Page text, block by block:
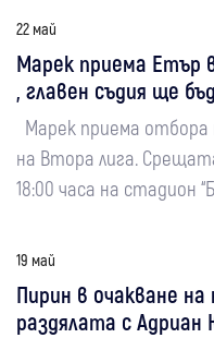
22 май
Марек приема Етър в
, главен съдия ще
Марек приема отбора
на Втора лига.
18:00 часа на стадион
19 май
Пирин в очакване
раздялата с Адриан